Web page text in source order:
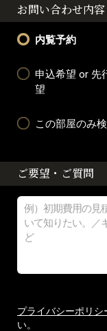
お問い合わせ内容
内覧予約
申込希望 or 先
望
この部屋のみ
ご要望・ご質問
プライバシーポリシ
い。